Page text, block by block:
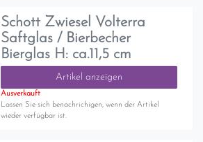
Schott Zwiesel Volterra
Saftglas / Bierbecher
Bierglas H: ca.11,5 cm
Artikel anzeigen
Ausverkauft
Lassen Sie sich benachrichigen, wenn der Artikel
wieder verfügbar ist.